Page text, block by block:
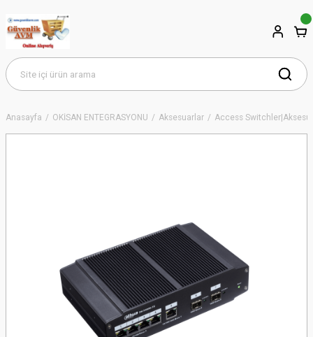
Anasayfa OKİSAN ENTEGRASYONU Aksesuarlar Access